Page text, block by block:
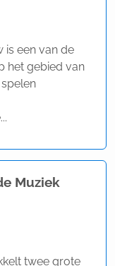
is een van de
het gebied van
Muziek
twee grote